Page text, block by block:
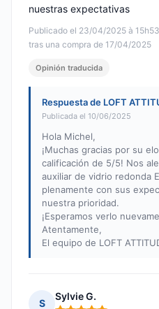
Publicado el 23/04/2025 à 15h53
tras una compra de 17/04/2025
nuestras expectativas
Opinión traducida
Respuesta de LOFT
Publicada el 10/06/2025
Hola Michel,
¡Muchas gracias por su
calificación de 5/5! Nos
auxiliar de vidrio redonda
plenamente con sus
nuestra prioridad.
¡Esperamos verlo
Atentamente,
El equipo de LOFT
S
Sylvie G.